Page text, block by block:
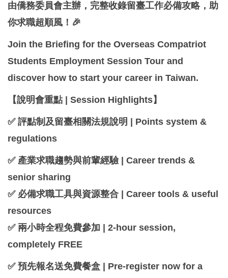
由僑務委員會主辦，完整收錄留臺工作必備攻略，助
你求職超順風！🎉
Join the Briefing for the Overseas Compatriot
Students Employment Session Tour and
discover how to start your career in Taiwan.
【說明會重點 | Session Highlights】
✅ 評點制及留臺相關法規說明 | Points system &
regulations
✅ 產業求職趨勢與前輩經驗 | Career trends &
senior sharing
✅ 必備求職工具與資源整合 | Career tools & useful
resources
✅ 兩小時全程免費參加 | 2-hour session,
completely FREE
✅ 預先報名送免費餐盒 | Pre-register now for a